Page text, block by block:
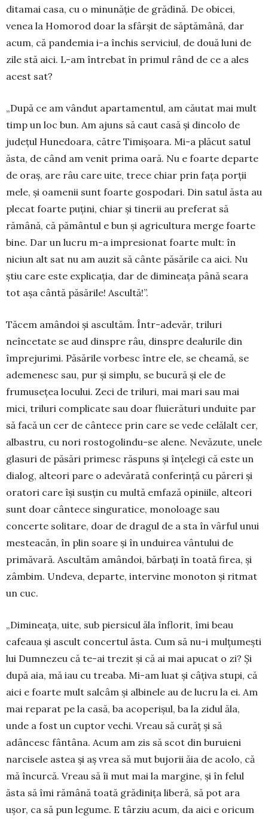
ditamai casa, cu o minunăție de grădină. De obicei,
venea la Homorod doar la sfârșit de săptămână, dar
acum, că pandemia i-a în­chis serviciul, de două luni de
zile stă aici. L-am în­trebat în primul rând de ce a ales
acest sat?
„După ce am vândut apartamentul, am căutat mai mult
timp un loc bun. Am ajuns să caut casă și dincolo de
județul Hunedoara, către Timișoara. Mi-a plăcut satul
ăsta, de când am venit prima oară. Nu e foarte departe
de oraș, are râu care uite, trece chiar prin fața porții
mele, și oamenii sunt foarte gospodari. Din satul ăsta au
plecat foarte puțini, chiar și tinerii au preferat să
rămână, că pământul e bun și agricultura merge foarte
bine. Dar un lucru m-a impresionat foarte mult: în
niciun alt sat nu am auzit să cânte păsările ca aici. Nu
știu care este explicația, dar de dimi­neața până seara
tot așa cântă păsările! Ascultă!”.
Tăcem amândoi și ascultăm. Într-ade­văr, triluri
neîncetate se aud dinspre râu, dinspre dealurile din
împrejurimi. Păsările vorbesc între ele, se cheamă, se
ademenesc sau, pur și simplu, se bucură și ele de
frumusețea locului. Zeci de triluri, mai mari sau mai
mici, triluri complicate sau doar fluierături unduite par
să facă un cer de cântece prin care se vede celălalt cer,
albas­tru, cu nori rostogolindu-se alene. Nevă­zute, unele
glasuri de păsări primesc răs­puns și înțelegi că este un
dialog, alteori pare o adevărată conferință cu păreri și
ora­tori care își susțin cu multă emfază opiniile, alteori
sunt doar cântece singuratice, mo­noloage sau
concerte solitare, doar de dragul de a sta în vârful unui
mesteacăn, în plin soare și în unduirea vântului de
primă­vară. Ascultăm amândoi, bărbați în toată firea, și
zâmbim. Undeva, departe, intervine monoton și ritmat
un cuc.
„Dimineața, uite, sub piersicul ăla în­flo­rit, îmi beau
cafeaua și ascult concertul ăsta. Cum să nu-i mulțumești
lui Dumnezeu că te-ai trezit și că ai mai apucat o zi? Și
după aia, mă iau cu treaba. Mi-am luat și câțiva stupi, că
aici e foarte mult salcâm și albinele au de lucru la ei. Am
mai reparat pe la casă, ba acoperișul, ba la zidul ăla,
unde a fost un cuptor vechi. Vreau să curăț și să
adâncesc fântâna. Acum am zis să scot din buruieni
narcisele astea și aș vrea să mut bujorii ăia de acolo, că
mă încurcă. Vreau să îi mut mai la margine, și în felul
ăsta să îmi rămână toată grădinița liberă, să pot ara
ușor, ca să pun legume. E târziu acum, da aici e oricum